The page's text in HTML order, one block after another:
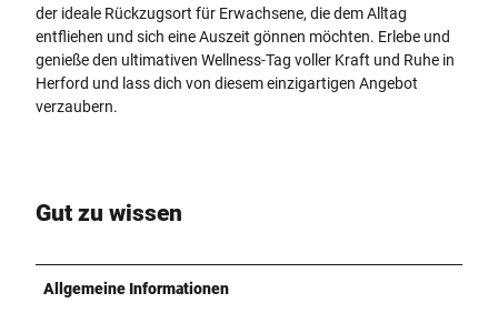
der ideale Rückzugsort für Erwachsene, die dem Alltag
entfliehen und sich eine Auszeit gönnen möchten. Erlebe und
genieße den ultimativen Wellness-Tag voller Kraft und Ruhe in
Herford und lass dich von diesem einzigartigen Angebot
verzaubern.
Gut zu wissen
Allgemeine Informationen